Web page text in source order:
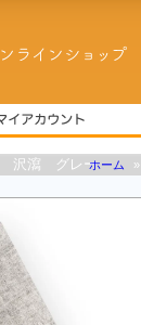
沢瀉 グレーホーム »